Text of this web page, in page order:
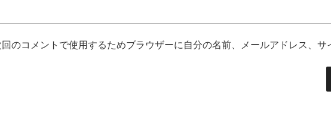
回のコメントで使用するためブラウザーに自分の名前、メールアドレス、サ